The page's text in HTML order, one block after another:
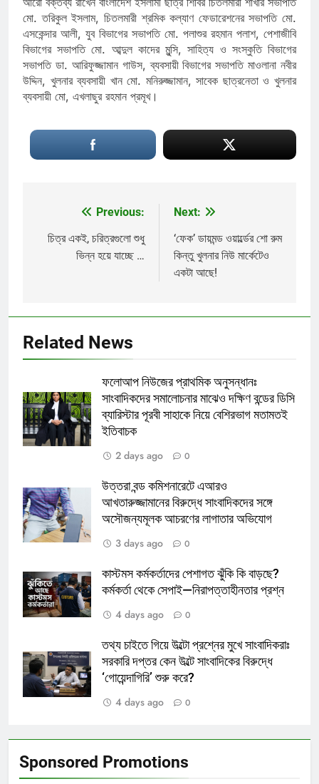
মো. তরিকুল ইসলাম, চিতলমারী শ্রমিক কল্যাণ ফেডারেশনের সভাপতি মো.
এসকেন্দার আলী, যুব বিভাগের সভাপতি মো. পলাশুর রহমান পলাশ, পেশাজীবি
বিভাগের সভাপতি মো. আব্দুল কাদের মুন্সি, সাহিত্য ও সংস্কুতি বিভাগের
সভাপতি ডা. আরিফুজ্জামান গাউস, ব্যবসায়ী বিভাগের সভাপতি মাওলানা নবীর
উদ্দিন, খুলনার ব্যবসায়ী খান মো. মনিরুজ্জামান, সাবেক ছাত্রনেতা ও খুলনার
ব্যবসায়ী মো, এখলাছুর রহমান প্রমূখ।
navigation
Previous:
চিত্র একই, চরিত্রগুলো শুধু
ভিন্ন হয়ে যাচ্ছে …
Next:
‘ফেক’ ডায়মন্ড ওয়ার্ল্ডের শো রুম
কিন্তু খুলনার নিউ মার্কেটেও
একটা আছে!
Related News
ফলোআপ নিউজের প্রাথমিক অনুসন্ধানঃ
সাংবাদিকদের সমালোচনার মাঝেও দক্ষিণ বন্ডের ডিসি
ব্যারিস্টার পূরবী সাহাকে নিয়ে বেশিরভাগ মতামতই
ইতিবাচক
2 days ago
0
উত্তরা বন্ড কমিশনারেটে এআরও
আখতারুজ্জামানের বিরুদ্ধে সাংবাদিকদের সঙ্গে
অসৌজন্যমূলক আচরণের লাগাতার অভিযোগ
3 days ago
0
কাস্টমস কর্মকর্তাদের পেশাগত ঝুঁকি কি বাড়ছে?
কর্মকর্তা থেকে সেপাই—নিরাপত্তাহীনতার প্রশ্ন
4 days ago
0
তথ্য চাইতে গিয়ে উল্টো প্রশ্নের মুখে সাংবাদিকরাঃ
সরকারি দপ্তর কেন উল্টে সাংবাদিকের বিরুদ্ধে
‘গোয়েন্দাগিরি’ শুরু করে?
4 days ago
0
Sponsored Promotions